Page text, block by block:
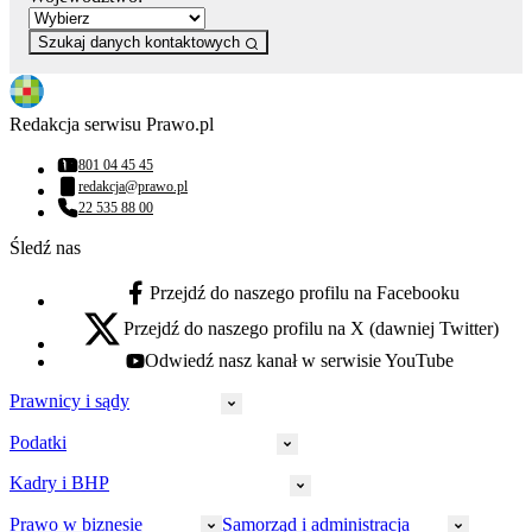
Szukaj danych kontaktowych
Redakcja serwisu Prawo.pl
Numer telefonu:
801 04 45 45
Adres email:
redakcja@prawo.pl
Numer telefonu:
22 535 88 00
Śledź nas
facebook - otwiera się w nowej karcie
Przejdź do naszego profilu na Facebooku
x - otwiera się w nowej karcie
Przejdź do naszego profilu na X (dawniej Twitter)
youtube - otwiera się w nowej karcie
Odwiedź nasz kanał w serwisie YouTube
Prawnicy i sądy
Prawnicy
Policja
Podatki
CIT
Kadry i BHP
Prawo w biznesie Samorząd i administracja